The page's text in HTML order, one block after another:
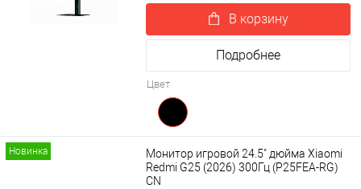
В корзину
Подробнее
Цвет
Новинка
Монитор игровой 24.5" дюйма Xiaomi
Redmi G25 (2026) 300Гц (P25FEA-RG)
CN